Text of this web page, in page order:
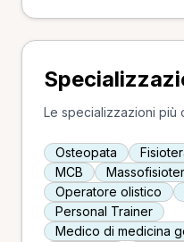
Le specializzazioni più
Osteopata
MCB
Operatore olistico
Personal Trainer
Medico di medicina